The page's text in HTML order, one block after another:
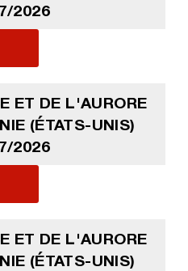
2026
ET DE L'AURORE
(ÉTATS-UNIS)
2026
ET DE L'AURORE
(ÉTATS-UNIS)